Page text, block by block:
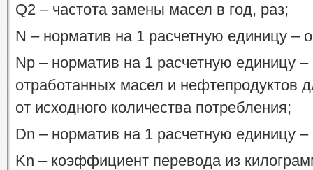
Q2 – частота замены масел в год, раз;
N – норматив на 1 расчетную единицу –
Np – норматив на 1 расчетную единицу
отработанных масел и нефтепродуктов
от исходного количества потребления;
Dn – норматив на 1 расчетную единицу
Kn – коэффициент перевода из